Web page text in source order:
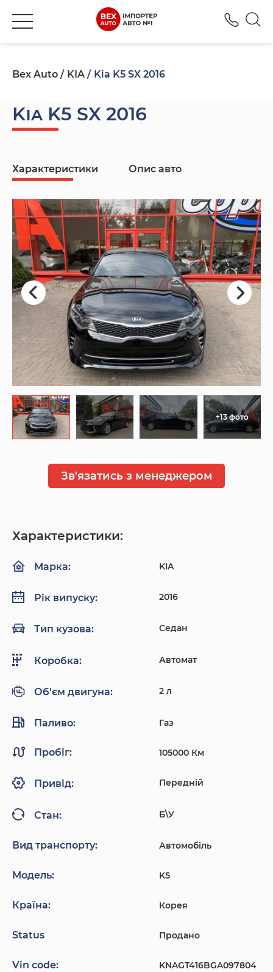
Bex Auto KIA Kia K5 SX 2016
Kia K5 SX 2016
Характеристики Опис авто
+13 фото
Зв'язатись з менеджером
Характеристики:
Марка: KIA
Рік випуску: 2016
Тип кузова: Седан
Коробка: Автомат
Об'єм двигуна: 2 л
Паливо: Газ
Пробіг: 105000 Км
Привід: Передній
Стан: Б\У
Вид транспорту: Автомобіль
Модель: K5
Країна: Корея
Status Продано
Vin code: KNAGT416BGA097804